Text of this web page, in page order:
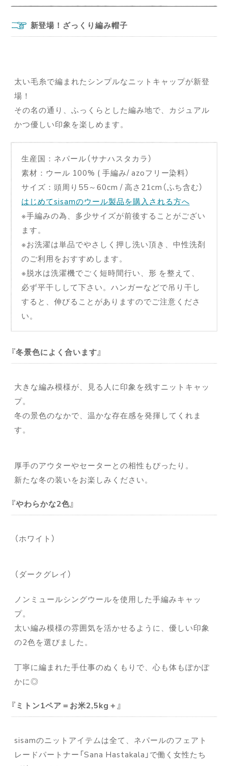
新登場！ざっくり編み帽子
太い毛糸で編まれたシンプルなニットキャップが新登
場！
その名の通り、ふっくらとした編み地で、カジュアル
かつ優しい印象を楽しめます。
生産国：ネパール（サナハスタカラ）
素材：ウール 100% ( 手編み/ azoフリー染料）
サイズ：頭周り55～60cm / 高さ21cm（ふち含む）
はじめてsisamのウール製品を購入される方へ
※手編みの為、多少サイズが前後することがござい
ます。
※お洗濯は単品でやさしく押し洗い頂き、中性洗剤
のご利用をおすすめします。
※脱水は洗濯機でごく短時間行い、形 を整えて、
必ず平干しして下さい。ハンガーなどで吊り干し
すると、伸びることがありますのでご注意くださ
い。
冬景色によく合います
大きな編み模様が、見る人に印象を残すニットキャッ
プ。
冬の景色のなかで、温かな存在感を発揮してくれま
す。
厚手のアウターやセーターとの相性もぴったり。
新たな冬の装いをお楽しみください。
やわらかな2色
（ホワイト）
（ダークグレイ）
ノンミュールシングウールを使用した手編みキャッ
プ。
太い編み模様の雰囲気を活かせるように、優しい印象
の2色を選びました。
丁寧に編まれた手仕事のぬくもりで、心も体もぽかぽ
かに◎
ミトン1ペア＝お米2,5kg＋
sisamのニットアイテムは全て、ネパールのフェアト
レードパートナー「Sana Hastakala」で働く女性たち